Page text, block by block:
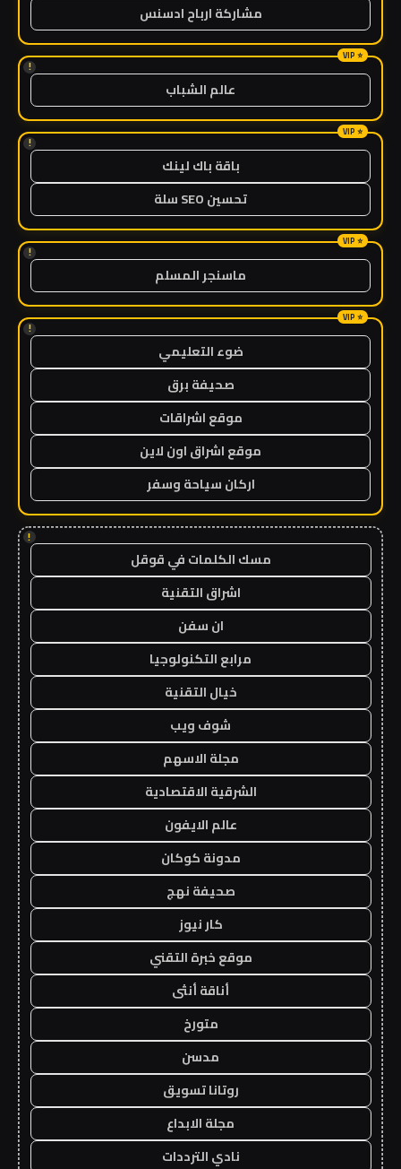
مشاركة ارباح ادسنس
!
عالم الشباب
!
باقة باك لينك
تحسين SEO سلة
!
ماسنجر المسلم
!
ضوء التعليمي
صحيفة برق
موقع اشراقات
موقع اشراق اون لاين
اركان سياحة وسفر
!
مسك الكلمات في قوقل
اشراق التقنية
ان سفن
مرابع التكنولوجيا
خيال التقنية
شوف ويب
مجلة الاسهم
الشرقية الاقتصادية
عالم الايفون
مدونة كوكان
صحيفة نهج
كار نيوز
موقع خبرة التقني
أناقة أنثى
متورخ
مدسن
روتانا تسويق
مجلة الابداع
نادي الترددات